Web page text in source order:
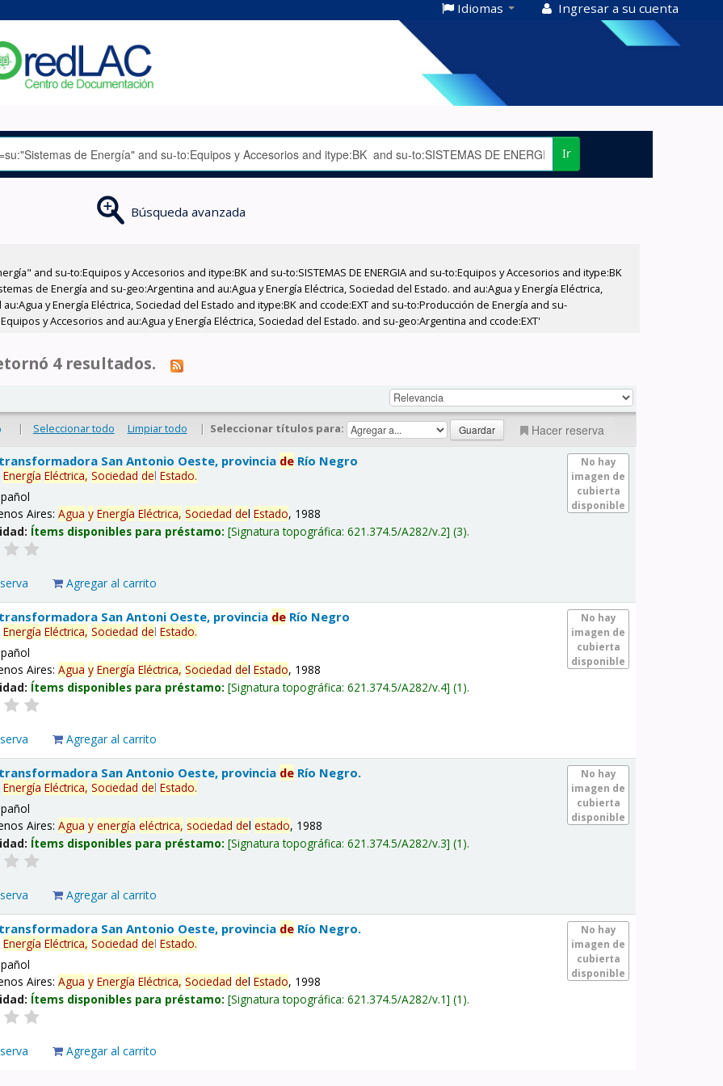
Idiomas Ingresar a su cuenta
Ir
Búsqueda avanzada
and su-to:Equipos y Accesorios and itype:BK and su-to:SISTEMAS DE ENERGIA and su-to:Equipos y Accesorios and itype:BK
de Energía and su-geo:Argentina and au:Agua y Energía Eléctrica, Sociedad del Estado. and au:Agua y Energía Eléctrica,
y Energía Eléctrica, Sociedad del Estado and itype:BK and ccode:EXT and su-to:Producción de Energía and su-
y Accesorios and au:Agua y Energía Eléctrica, Sociedad del Estado. and su-geo:Argentina and ccode:EXT'
4 resultados.
| Seleccionar todo Limpiar todo | Seleccionar títulos para: Hacer reserva
No hay
imagen de
cubierta
disponible
San Antonio Oeste, provincia de Río Negro
Energía Eléctrica, Sociedad delEstado.
Aires:Agua y Energía Eléctrica, Sociedad delEstado, 1988
Ítems disponibles para préstamo: Signatura topográfica:621.374.5/A282/v.2 (3).
Agregar al carrito
No hay
imagen de
cubierta
disponible
San Antoni Oeste, provincia de Río Negro
Energía Eléctrica, Sociedad delEstado.
Aires:Agua y Energía Eléctrica, Sociedad delEstado, 1988
Ítems disponibles para préstamo: Signatura topográfica:621.374.5/A282/v.4 (1).
Agregar al carrito
No hay
imagen de
cubierta
disponible
San Antonio Oeste, provincia de Río Negro.
Energía Eléctrica, Sociedad delEstado.
Aires:Agua y energía eléctrica, sociedad delestado, 1988
Ítems disponibles para préstamo: Signatura topográfica:621.374.5/A282/v.3 (1).
Agregar al carrito
No hay
imagen de
cubierta
disponible
San Antonio Oeste, provincia de Río Negro.
Energía Eléctrica, Sociedad delEstado.
Aires:Agua y Energía Eléctrica, Sociedad delEstado, 1998
Ítems disponibles para préstamo: Signatura topográfica:621.374.5/A282/v.1 (1).
Agregar al carrito